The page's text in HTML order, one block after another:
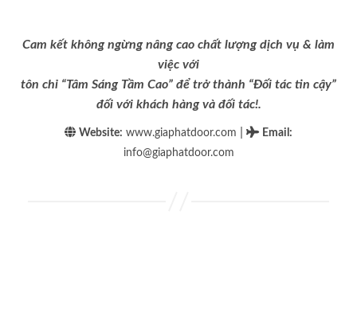
Cam kết không ngừng nâng cao chất lượng dịch vụ & làm
việc với
tôn chỉ “Tâm Sáng Tầm Cao” để trở thành “Đối tác tin cậy”
đối với khách hàng và đối tác!.
Website: www.giaphatdoor.com Email :
info@giaphatdoor.com